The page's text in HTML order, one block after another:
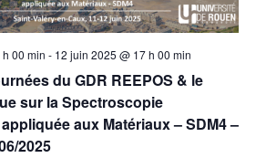
du GDR REEPOS & le
sur la Spectroscopie
aux Matériaux – SDM4 –
2025
00 min - 12 juin 2025 @ 17 h 00 min